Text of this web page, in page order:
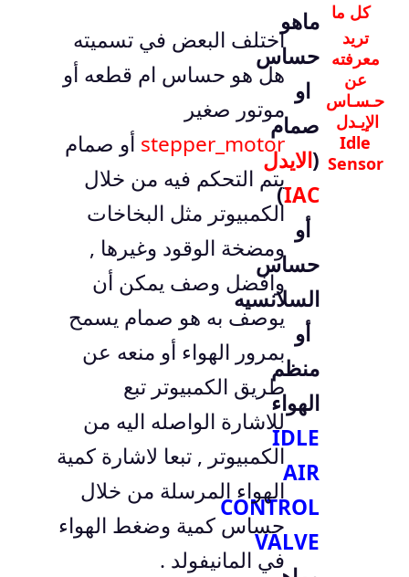
كل ما
تريد
معرفته
عن
حـسـاس
الإيـدل
Idle
Sensor
ماهو
حساس
او
صمام
(الايدل
IAC
)
أو
حساس
السلانسيه
أو
منظم
الهواء
IDLE
AIR
CONTROL
VALVE
اختلف البعض في تسميته
هل هو حساس ام قطعه أو
موتور صغير
stepper_motor أو صمام
يتم التحكم فيه من خلال
الكمبيوتر مثل البخاخات
ومضخة الوقود وغيرها ,
وافضل وصف يمكن أن
يوصف به هو صمام يسمح
بمرور الهواء أو منعه عن
طريق الكمبيوتر تبع
للاشارة الواصله اليه من
الكمبيوتر , تبعا لاشارة كمية
الهواء المرسلة من خلال
حساس كمية وضغط الهواء
في المانيفولد .